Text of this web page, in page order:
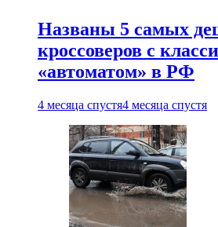
Названы 5 самых
кроссоверов с
«автоматом» в РФ
4 месяца спустя4 месяца спустя